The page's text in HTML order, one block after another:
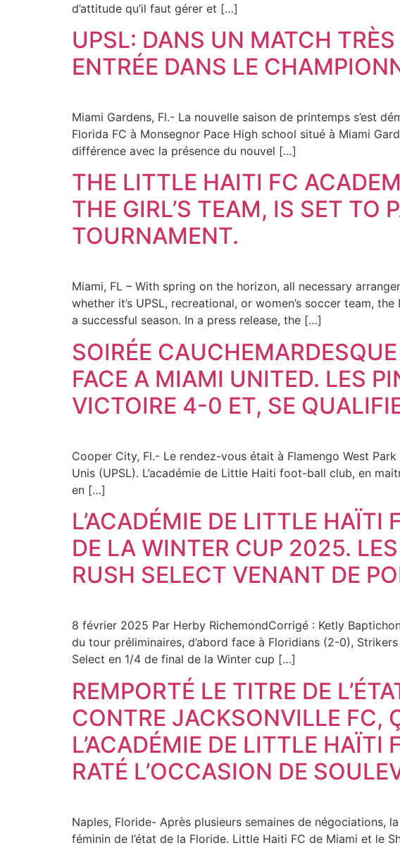
d’attitude qu’il faut gérer et […]
UPSL: DANS UN MATCH
ENTRÉE DANS LE
Miami Gardens, Fl.- La nouvelle saison de printemps s’est
Florida FC à Monsegnor Pace High school situé à Miami
différence avec la présence du nouvel […]
THE LITTLE HAITI FC
THE GIRL’S TEAM, IS SET TO
TOURNAMENT.
Miami, FL – With spring on the horizon, all necessary
whether it’s UPSL, recreational, or women’s soccer team,
a successful season. In a press release, the […]
SOIRÉE
FACE A MIAMI UNITED. LES
VICTOIRE 4-0 ET, SE
Cooper City, Fl.- Le rendez-vous était à Flamengo West
Unis (UPSL). L’académie de Little Haiti foot-ball club, en
en […]
L’ACADÉMIE DE LITTLE HAÏTI
DE LA WINTER CUP 2025.
RUSH SELECT VENANT DE
8 février 2025 Par Herby RichemondCorrigé : Ketly
du tour préliminaires, d’abord face à Floridians (2-0),
Select en 1/4 de final de la Winter cup […]
REMPORTÉ LE TITRE DE
CONTRE JACKSONVILLE FC,
L’ACADÉMIE DE LITTLE HAÏTI
RATÉ L’OCCASION DE
Naples, Floride- Après plusieurs semaines de négociations,
féminin de l’état de la Floride. Little Haiti FC de Miami et le